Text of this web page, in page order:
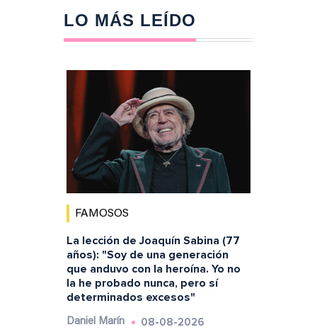
LO MÁS LEÍDO
FAMOSOS
La lección de Joaquín Sabina (77
años): "Soy de una generación
que anduvo con la heroína. Yo no
la he probado nunca, pero sí
determinados excesos"
Daniel Marín 08-08-2026